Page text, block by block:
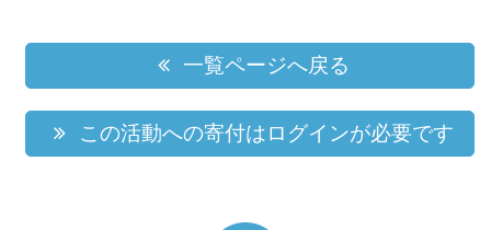
一覧ページへ戻る
この活動への寄付はログインが必要です